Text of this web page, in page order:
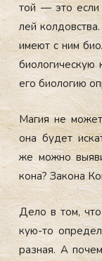
той — это ес­ли
лей
име­ют с ним
би­оло­гичес­кую
его би­оло­гию
Ма­гия не
она бу­дет
же мож­но
кона? За­кона
Де­ло в том,
кую-то
раз­ная. А